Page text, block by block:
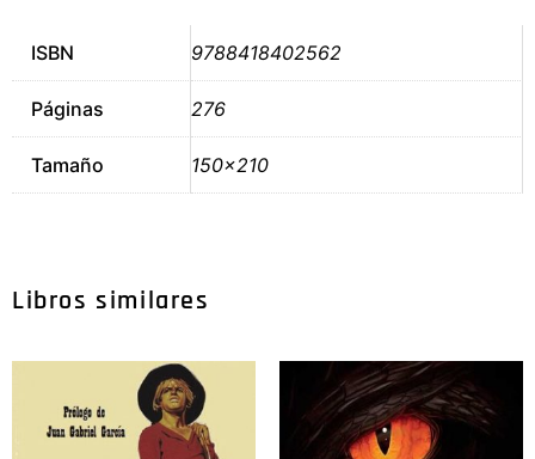
ISBN 9788418402562
Páginas 276
Tamaño 150×210
Libros similares